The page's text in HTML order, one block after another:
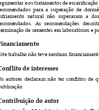
e os tratamentos de
para a superação de
natural não superaram a
As recomendações
de sementes em laboratórios e
trabalho não teve nenhum financia
de interesses
autores declaram não ter conflitos de
do autor